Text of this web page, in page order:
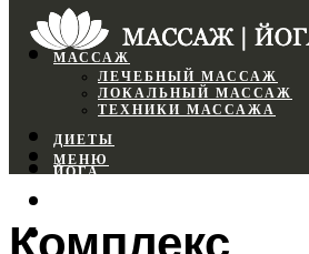
МАССАЖ
ЛЕЧЕБНЫЙ МАССАЖ
ЛОКАЛЬНЫЙ МАССАЖ
ТЕХНИКИ МАССАЖА
ДИЕТЫ
ЙОГА
ФИТНЕС
МЕНЮ
Комплекс